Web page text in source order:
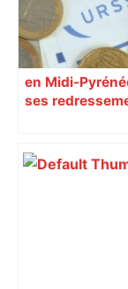
en Midi-
ses